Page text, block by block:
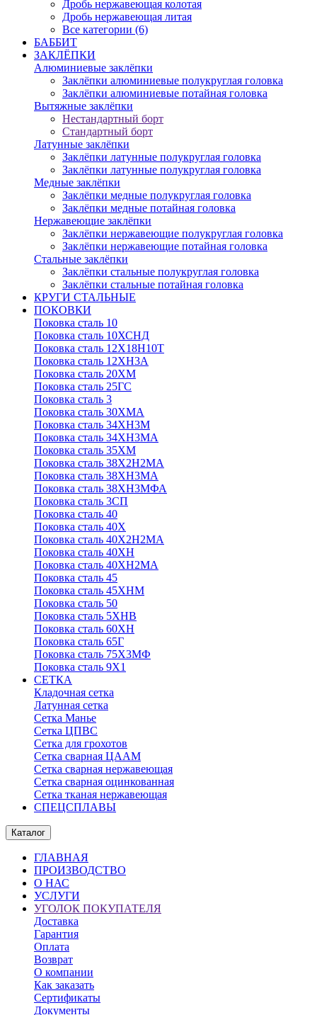
Дробь нержавеющая колотая
Дробь нержавеющая литая
Все категории (6)
БАББИТ
ЗАКЛЁПКИ
Алюминиевые заклёпки
Заклёпки алюминиевые полукруглая головка
Заклёпки алюминиевые потайная головка
Вытяжные заклёпки
Нестандартный борт
Стандартный борт
Латунные заклёпки
Заклёпки латунные полукруглая головка
Заклёпки латунные полукруглая головка
Медные заклёпки
Заклёпки медные полукруглая головка
Заклёпки медные потайная головка
Нержавеющие заклёпки
Заклёпки нержавеющие полукруглая головка
Заклёпки нержавеющие потайная головка
Стальные заклёпки
Заклёпки стальные полукруглая головка
Заклёпки стальные потайная головка
КРУГИ СТАЛЬНЫЕ
ПОКОВКИ
Поковка сталь 10
Поковка сталь 10ХСНД
Поковка сталь 12Х18Н10Т
Поковка сталь 12ХН3А
Поковка сталь 20ХМ
Поковка сталь 25ГС
Поковка сталь 3
Поковка сталь 30ХМА
Поковка сталь 34ХН3М
Поковка сталь 34ХН3МА
Поковка сталь 35ХМ
Поковка сталь 38Х2Н2МА
Поковка сталь 38ХН3МА
Поковка сталь 38ХН3МФА
Поковка сталь 3СП
Поковка сталь 40
Поковка сталь 40Х
Поковка сталь 40Х2Н2МА
Поковка сталь 40ХН
Поковка сталь 40ХН2МА
Поковка сталь 45
Поковка сталь 45ХНМ
Поковка сталь 50
Поковка сталь 5ХНВ
Поковка сталь 60ХН
Поковка сталь 65Г
Поковка сталь 75Х3МФ
Поковка сталь 9Х1
СЕТКА
Кладочная сетка
Латунная сетка
Сетка Манье
Сетка ЦПВС
Сетка для грохотов
Сетка сварная ЦААМ
Сетка сварная нержавеющая
Сетка сварная оцинкованная
Сетка тканая нержавеющая
СПЕЦСПЛАВЫ
Каталог
ГЛАВНАЯ
ПРОИЗВОДСТВО
О НАС
УСЛУГИ
УГОЛОК ПОКУПАТЕЛЯ
Доставка
Гарантия
Оплата
Возврат
О компании
Как заказать
Сертификаты
Документы